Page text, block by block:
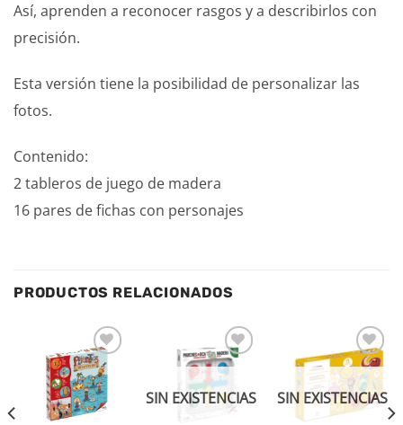
Así, aprenden a reconocer rasgos y a describirlos con
precisión.
Esta versión tiene la posibilidad de personalizar las
fotos.
Contenido:
2 tableros de juego de madera
16 pares de fichas con personajes
PRODUCTOS RELACIONADOS
Añadir
a la
lista de
deseos
Añadir
a la
lista de
deseos
SIN EXISTENCIAS
Añadir
a la
lista de
deseos
SIN EXISTENCIAS